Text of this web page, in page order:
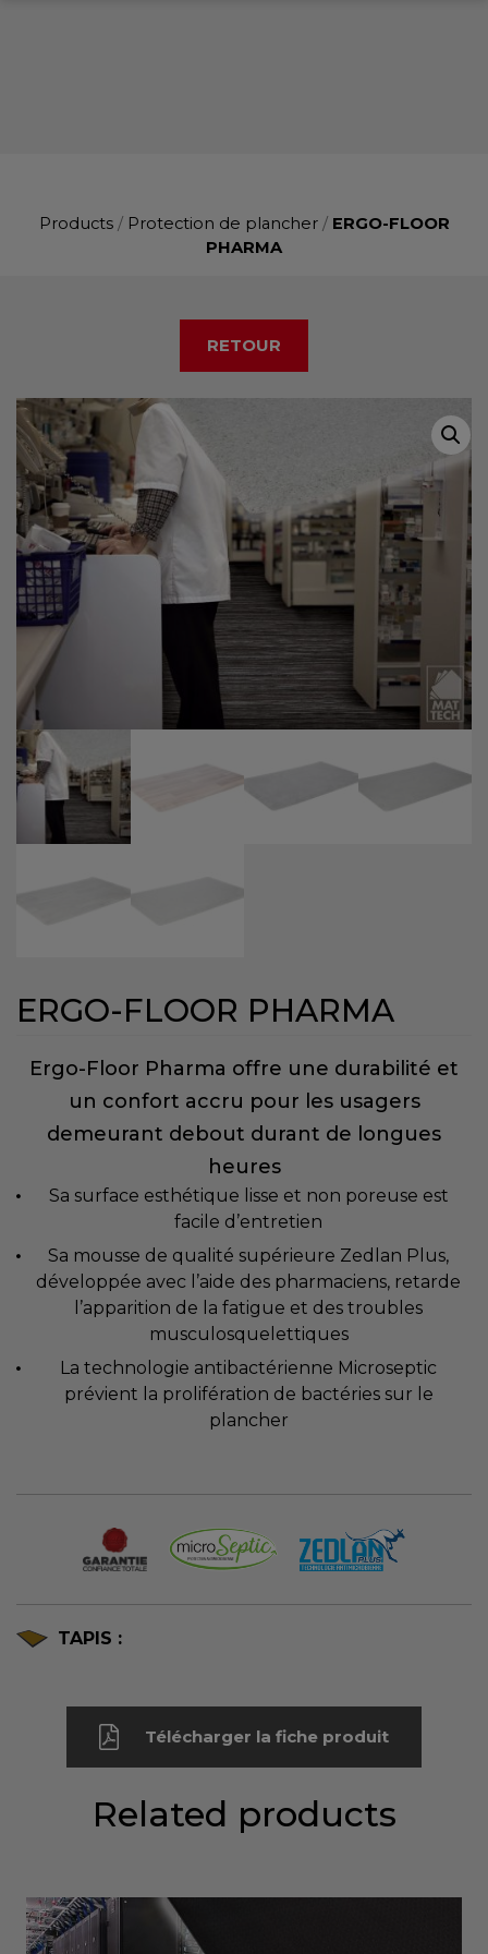
Products/ Protection de plancher/ ERGO-FLOOR
PHARMA
RETOUR
ERGO-FLOOR PHARMA
Ergo-Floor Pharma offre une durabilité et
un confort accru pour les usagers
demeurant debout durant de longues
heures
Sa surface esthétique lisse et non poreuse est
facile d’entretien
Sa mousse de qualité supérieure Zedlan Plus,
développée avec l’aide des pharmaciens, retarde
l’apparition de la fatigue et des troubles
musculosquelettiques
La technologie antibactérienne Microseptic
prévient la prolifération de bactéries sur le
plancher
TAPIS :
Télécharger la fiche produit
Related products